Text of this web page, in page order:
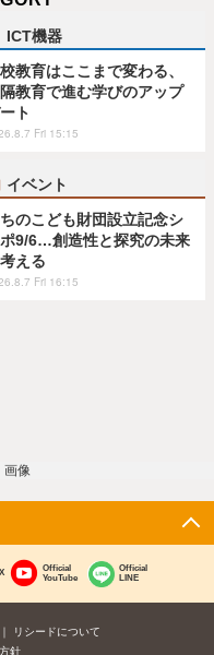
ICT機器
教育はここまで変わる、
教育で進む学びのアップ
ト
Fri 15:15
イベント
ちのこども財団設立記念シ
9/6…創造性と探究の未来
える
Fri 16:15
画像
Official
YouTube
Official
LINE
リシードについて
針